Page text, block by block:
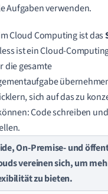
Aufgaben verwenden.
Cloud Computing ist das
ist ein Cloud-
die gesamte
sich auf das zu
Code schreiben und
On-Premise- und
vereinen sich, um
zu bieten.